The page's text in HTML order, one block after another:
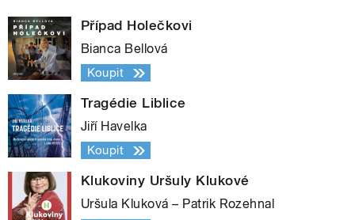
Případ Holečkovi
Bianca Bellová
Koupit
Tragédie Liblice
Jiří Havelka
Koupit
Klukoviny Uršuly Klukové
Uršula Kluková – Patrik Rozehnal